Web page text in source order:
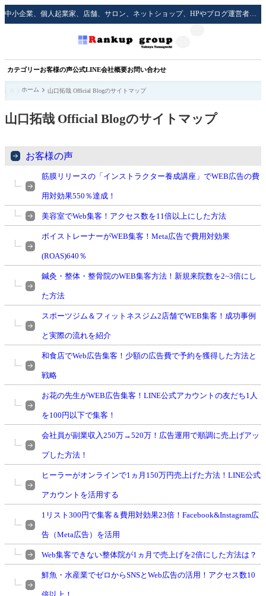
中小企業、個人起業家、店舗、サロン、ネットショップ、HPやブログ運営者のための実践的な集客方法をサポート！
カテゴリーお客様の声公式LINE会社概要お問い合わせ
ホーム 山口拓哉 Official Blogのサイトマップ
山口拓哉 Official Blogのサイトマップ
お客様の声
筋膜リリースの「インストラクター養成講座」でWEB広告の費
用対効果550％達成！
美容室でWeb集客！アクセス数を11倍以上にした方法
ボイストレーナーがWEB集客！Meta広告で費用対効果
(ROAS)640％
鍼灸・整体・整骨院のWEB集客方法！新規来院数を2~3倍にし
た方法
スポーツジム＆フィットネスジム2店舗でWEB集客！成功事例
と実際の流れを紹介
和食店でWeb広告集客！少額の広告費で予約を獲得した方法と
戦略
お花の先生がWEB広告集客！LINE公式アカウントの友だち1人
を100円以下で集客！
会社員が副業収入250万→520万！広告運用で順調に売上げアッ
プした方法！
ヒーラーがオンラインで1ヵ月150万円売上げた方法！LINE公式
アカウントを活用する
1リスト300円で集客＆費用対効果23倍！Facebook&Instagram広
告（Meta広告）を活用
Web集客できない整体院が1ヵ月で売上げを2倍にした方法は？
鮮魚・水産業でゼロからSNSとWeb広告の活用！アクセス数10